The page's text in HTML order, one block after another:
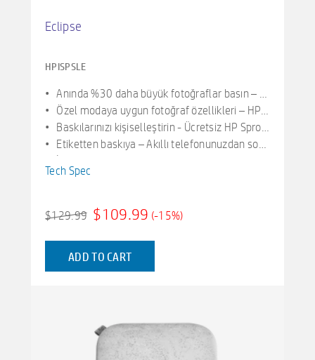
Eclipse
HPISPSLE
Anında %30 daha büyük fotoğraflar basın – Bluetooth kullanarak HP Sprocket uygulamasına bağlanın ve orijinal HP Sprocket'inkinden %30 daha büyük fotoğrafları hızla basın
Özel modaya uygun fotoğraf özellikleri – HP Sprocket uygulamasıyla fotoğraflarınızı düzenleyin ve fotoğraflarınız için özel tasarım özelliklerine, çerçevelere, filtrelere ve çıkartmalara erişin
Baskılarınızı kişiselleştirin - Ücretsiz HP Sprocket uygulamasını kullanarak kendi karalamalarınızın resmini çekin ve bunları özel çıkartmalara dönüştürün
Etiketten baskıya – Akıllı telefonunuzdan sosyal medya fotoğraflarını kolayca bulun ve basın; bir fotoğrafı sosyal medyada etiketleyin ve baskı için sorunsuz bir şekilde filtrelemek için HP Sprocket uygulamasını kullanın
Tech Spec
$129.99 $109.99 (-15%)
ADD TO CART